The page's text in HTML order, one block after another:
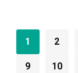
1 2
9 10